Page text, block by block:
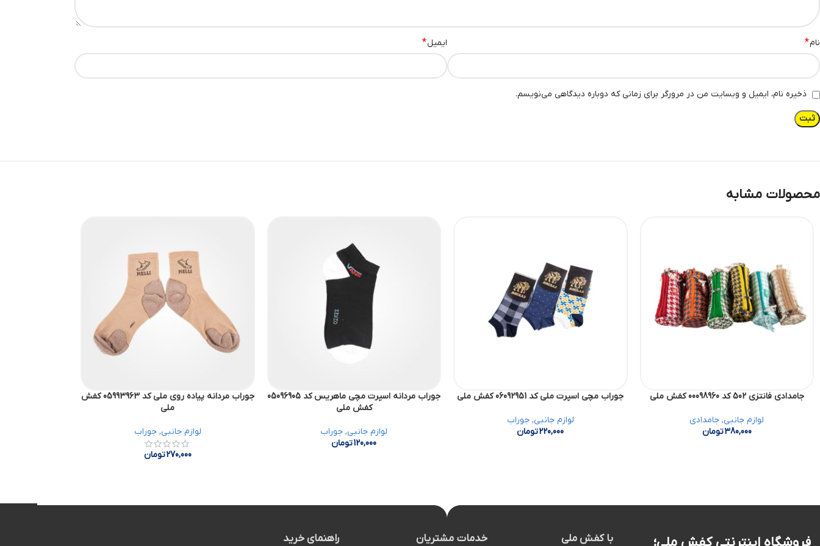
نام* ایمیل*
ذخیره نام، ایمیل و وبسایت من در مرورگر برای زمانی که دوباره دیدگاهی می‌نویسم.
محصولات مشابه
جامدادی فانتزی 502 کد 00098960 کفش ملی
لوازم جانبی, جامدادی
380,000تومان
جوراب مچی اسپرت ملی کد 06092951 کفش ملی
لوازم جانبی,جوراب
220,000تومان
جوراب مردانه اسپرت مچی ماهریس کد 05096905
کفش ملی
لوازم جانبی, جوراب
120,000تومان
جوراب مردانه پیاده روی ملی کد 05993963 کفش
ملی
لوازم جانبی,جوراب
270,000تومان
فروشگاه اینترنتی کفش ملی؛ با کفش ملی خدمات مشتریان راهنمای خرید